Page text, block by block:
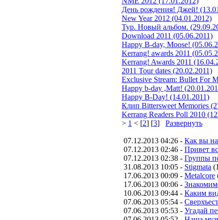
День рождения! Джей!
New Year 2012 (04.01.2012)
Тур. Новый альбом.
Download 2011 (05.06.2011)
Happy B-day, Moose!
Kerrang! awards 2011
Kerrang! Awards 2011
2011 Tour dates (20.02.2011)
Exclusive Stream: Bullet For
Happy b-day ,Matt!
Happy B-Day! (14.01.2011)
Клип Bittersweet Memories
Kerrang Readers Poll 2010
> 1 < [2] [3] Развернуть
07.12.2013 04:26 - Как вы
07.12.2013 02:46 - Привет
07.12.2013 02:38 - Группы
31.08.2013 10:05 - Stigmata
17.06.2013 00:09 - Metalcore
17.06.2013 00:06 -
10.06.2013 09:44 - Каким
07.06.2013 05:54 -
07.06.2013 05:53 - Угадай